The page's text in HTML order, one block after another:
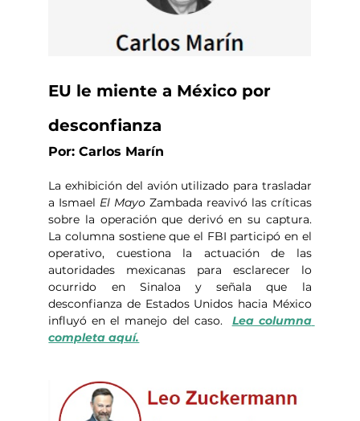
EU le miente a México por
desconfianza
Por: Carlos Marín
La exhibición del avión utilizado para trasladar
a Ismael El Mayo Zambada reavivó las críticas
sobre la operación que derivó en su captura.
La columna sostiene que el FBI participó en el
operativo, cuestiona la actuación de las
autoridades mexicanas para esclarecer lo
ocurrido en Sinaloa y señala que la
desconfianza de Estados Unidos hacia México
influyó en el manejo del caso. Lea columna
completa aquí.